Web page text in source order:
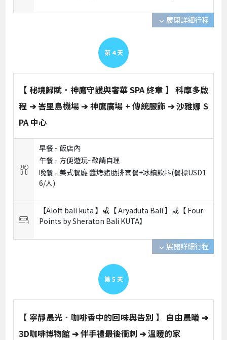
expand_more 展開詳細行程
第 4 天
【 秘境歸賦．神鷹守護與奢華 SPA 終章 】 科摩多啟
程 ➔ 峇里島機場 ➔ 神鷹廣場 + 傳統服飾 ➔ 沙雅娜 S
PA 中心
早餐 -飯店內
午餐 - 方便遊玩~敬請自理
晚餐 -美式餐廳 醬烤豬肋排套餐+冰鎮飲料(餐標USD1
6/人)
【Aloft bali kuta 】或【 Aryaduta Bali 】或【 Four
Points by Sheraton Bali KUTA】
expand_more 展開詳細行程
第 5 天
【 寧靜晨光．咖啡香中的回味與告別 】 自由晨曦 ➔
3D咖啡博物館 ➔ 伴手禮最後衝刺 ➔ 溫暖的家